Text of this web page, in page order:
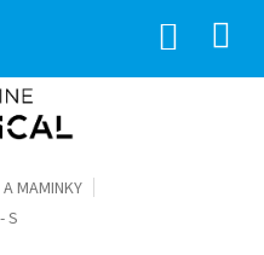
MAMINKY
S